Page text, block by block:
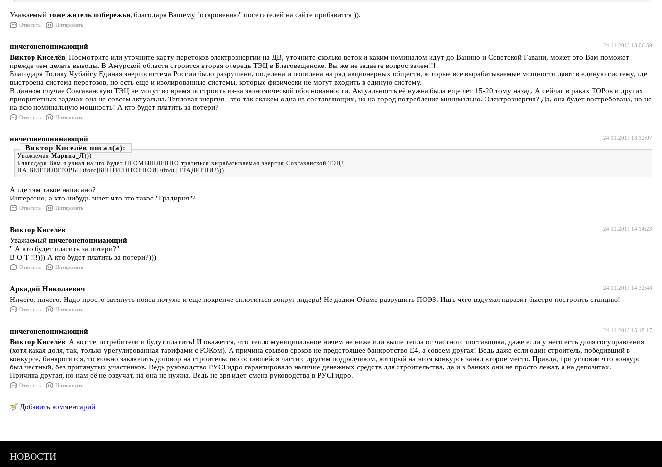
Уважаемый тоже житель побережья, благодаря Вашему "откровению" посетителей на сайте прибавится )).
Ответить Цитировать
24.11.2015 13:06:59
ничегонепонимающий
Виктор Киселёв, Посмотрите или уточните карту перетоков электроэнергии на ДВ, уточните сколько веток и каким номиналом идут до Ванино и Советской Гавани, может это Вам поможет
прежде чем делать выводы. В Амурской области строится вторая очередь ТЭЦ в Благовещенске. Вы же не задаете вопрос зачем!!!
Благодаря Толику Чубайсу Единая энергосистема России было разрушени, поделена и попилена на ряд акционерных обществ, которые все вырабатываемые мощности дают в единую систему, где
выстроена система перетоков, но есть еще и изолированные системы, которые физически не могут входить в единую систему.
В данном случае Совгаванскую ТЭЦ не могут во время построить из-за экономической обоснованности. Актуальность её нужна была еще лет 15-20 тому назад. А сейчас в раках ТОРов и других
приоритетных задачах она не совсем актуальна. Тепловая энергия - это так скажем одна из составляющих, но на город потребление минимально. Электроэнергия? Да, она будет востребована, но не
на всю номинальную мощность! А кто будет платить за потери?
Ответить Цитировать
24.11.2015 13:12:07
ничегонепонимающий
Виктор Киселёв
Уважаемая Марина_Л)))
Благодаря Вам я узнал на что будет ПРОМЫШЛЕННО тратиться вырабатываемая энергия Совгаванской ТЭЦ!
НА ВЕНТИЛЯТОРЫ [tfoot]ВЕНТИЛЯТОРНОЙ[/tfoot] ГРАДИРНИ!)))
А где там такое написано?
Интересно, а кто-нибудь знает что это такое "Градирня"?
Ответить Цитировать
24.11.2015 14:14:23
Виктор Киселёв
Уважаемый ничегонепонимающий
" А кто будет платить за потери?"
В О Т !!!))) А кто будет платить за потери?)))
Ответить Цитировать
24.11.2015 14:32:48
Аркадий Николаевич
Ничего, ничего. Надо просто затянуть пояса потуже и еще покрепче сплотиться вокруг лидера! Не дадим Обаме разрушить ПОЭЗ. Ишъ чего вздумал паразит быстро построить станцию!
Ответить Цитировать
24.11.2015 15:18:17
ничегонепонимающий
Виктор Киселёв, А вот те потребители и будут платить! И окажется, что тепло муниципальное ничем не ниже или выше тепла от частного поставщика, даже если у него есть доля госуправления
(хотя какая доля, так, только урегулированная тарифами с РЭКом). А причина срывов сроков не предстоящее банкротство Е4, а совсем другая! Ведь даже если один строитель, победивший в
конкурсе, банкротится, то можно заключить договор на строительство оставшейся части с другим подрядчиком, который на этом конкурсе занял второе место. Правда, при условии что конкурс
был честный, без притянутых участников. Ведь руководство РУСГидро гарантировало наличие денежных средств для строительства, да и в банках они не просто лежат, а на депозитах.
Причина другая, но нам её не озвучат, на она не нужна. Ведь не зря идет смена руководства в РУСГидро.
Ответить Цитировать
Добавить комментарий
НОВОСТИ